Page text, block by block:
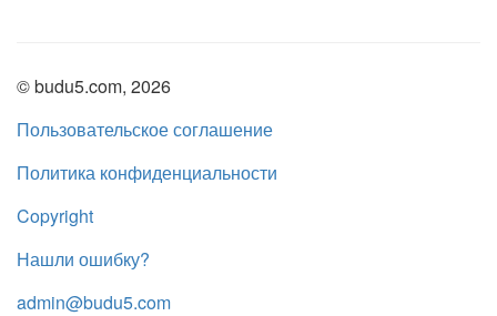
© budu5.com, 2026
Пользовательское соглашение
Политика конфиденциальности
Copyright
Нашли ошибку?
admin@budu5.com